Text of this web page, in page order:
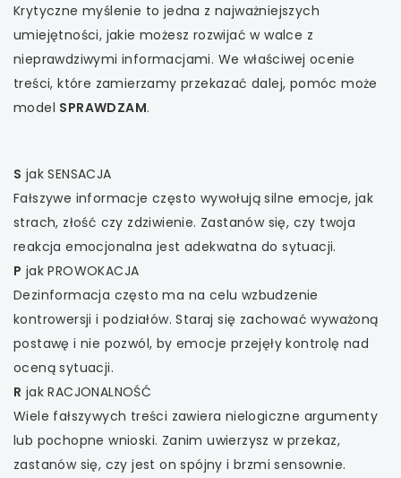
Krytyczne myślenie to jedna z najważniejszych
umiejętności, jakie możesz rozwijać w walce z
nieprawdziwymi informacjami. We właściwej ocenie
treści, które zamierzamy przekazać dalej, pomóc może
model SPRAWDZAM.
S jak SENSACJA
Fałszywe informacje często wywołują silne emocje, jak
strach, złość czy zdziwienie. Zastanów się, czy twoja
reakcja emocjonalna jest adekwatna do sytuacji.
P jak PROWOKACJA
Dezinformacja często ma na celu wzbudzenie
kontrowersji i podziałów. Staraj się zachować wyważoną
postawę i nie pozwól, by emocje przejęły kontrolę nad
oceną sytuacji.
R jak RACJONALNOŚĆ
Wiele fałszywych treści zawiera nielogiczne argumenty
lub pochopne wnioski. Zanim uwierzysz w przekaz,
zastanów się, czy jest on spójny i brzmi sensownie.